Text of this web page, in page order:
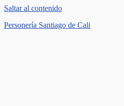
Saltar al contenido
Personería Santiago de Cali